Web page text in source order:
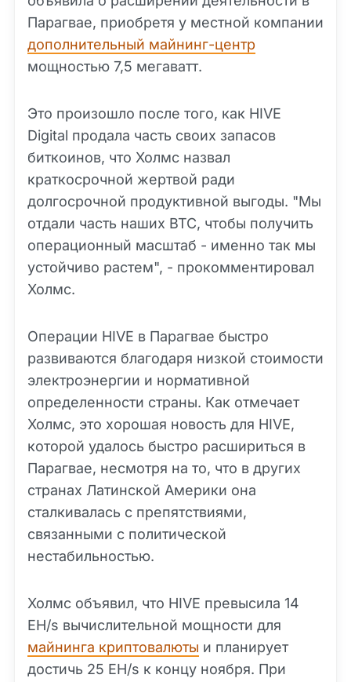
Парагвае, приобретя у местной компании
дополнительный майнинг-центр
мощностью 7,5 мегаватт.
Это произошло после того, как HIVE
Digital продала часть своих запасов
биткоинов, что Холмс назвал
краткосрочной жертвой ради
долгосрочной продуктивной выгоды. "Мы
отдали часть наших BTC, чтобы получить
операционный масштаб - именно так мы
устойчиво растем", - прокомментировал
Холмс.
Операции HIVE в Парагвае быстро
развиваются благодаря низкой стоимости
электроэнергии и нормативной
определенности страны. Как отмечает
Холмс, это хорошая новость для HIVE,
которой удалось быстро расшириться в
Парагвае, несмотря на то, что в других
странах Латинской Америки она
сталкивалась с препятствиями,
связанными с политической
нестабильностью.
Холмс объявил, что HIVE превысила 14
EH/s вычислительной мощности для
майнинга криптовалюты и планирует
достичь 25 EH/s к концу ноября. При